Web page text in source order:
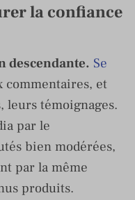
la confiance
descendante. Se
commentaires, et
leurs témoignages.
par le
bien modérées,
par la même
produits.